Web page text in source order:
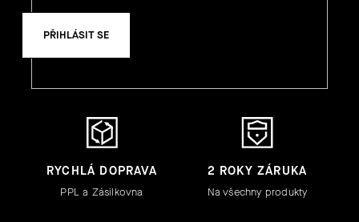
PŘIHLÁSIT SE
RYCHLÁ DOPRAVA
PPL a Zásilkovna
2 ROKY ZÁRUKA
Na všechny produkty